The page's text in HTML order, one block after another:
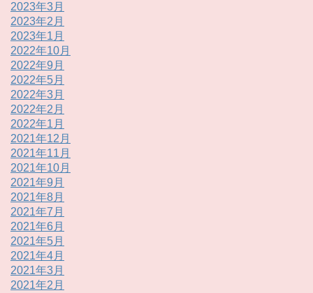
2023年3月
2023年2月
2023年1月
2022年10月
2022年9月
2022年5月
2022年3月
2022年2月
2022年1月
2021年12月
2021年11月
2021年10月
2021年9月
2021年8月
2021年7月
2021年6月
2021年5月
2021年4月
2021年3月
2021年2月